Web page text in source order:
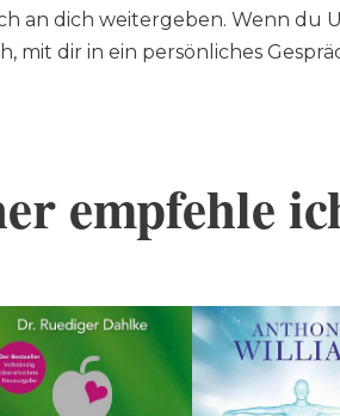
an dich weitergeben. Wenn du
mit dir in ein persönliches
empfehle